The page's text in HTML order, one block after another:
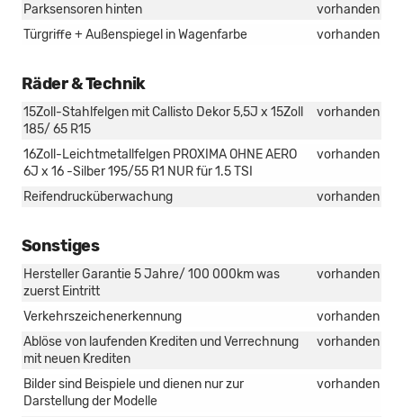
Parksensoren hinten
vorhanden
Türgriffe + Außenspiegel in Wagenfarbe
vorhanden
Räder & Technik
15Zoll-Stahlfelgen mit Callisto Dekor 5,5J x 15Zoll
185/ 65 R15
vorhanden
16Zoll-Leichtmetallfelgen PROXIMA OHNE AERO
6J x 16 -Silber 195/55 R1 NUR für 1.5 TSI
vorhanden
Reifendrucküberwachung vorhanden
Sonstiges
Hersteller Garantie 5 Jahre/ 100 000km was
zuerst Eintritt
vorhanden
Verkehrszeichenerkennung
vorhanden
Ablöse von laufenden Krediten und Verrechnung
mit neuen Krediten
vorhanden
Bilder sind Beispiele und dienen nur zur
Darstellung der Modelle
vorhanden